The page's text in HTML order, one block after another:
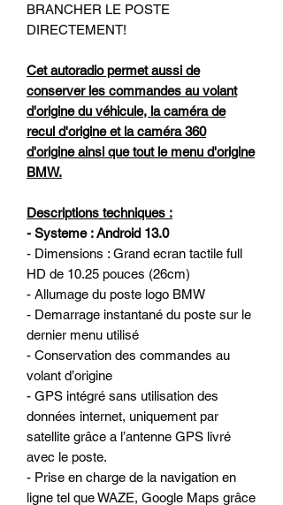
BRANCHER LE POSTE
DIRECTEMENT!
Cet autoradio permet aussi de
conserver les commandes au volant
d'origine du véhicule, la caméra de
recul d'origine et la caméra 360
d'origine ainsi que tout le menu d'origine
BMW.
Descriptions techniques :
- Systeme : Android 13.0
- Dimensions : Grand ecran tactile full
HD de 10.25 pouces (26cm)
- Allumage du poste logo BMW
- Demarrage instantané du poste sur le
dernier menu utilisé
- Conservation des commandes au
volant d’origine
- GPS intégré sans utilisation des
données internet, uniquement par
satellite grâce a l’antenne GPS livré
avec le poste.
- Prise en charge de la navigation en
ligne tel que WAZE, Google Maps grâce